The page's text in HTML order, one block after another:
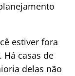
estiver fora
casas de
delas não